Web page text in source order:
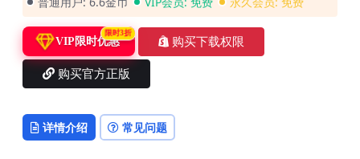
VIP限时优惠
限时3折
购买下载权限
购买官方正版
详情介绍 常见问题